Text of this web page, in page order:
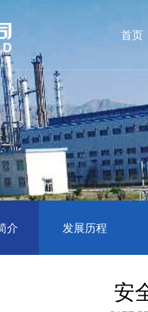
首页
介 发展历程
安